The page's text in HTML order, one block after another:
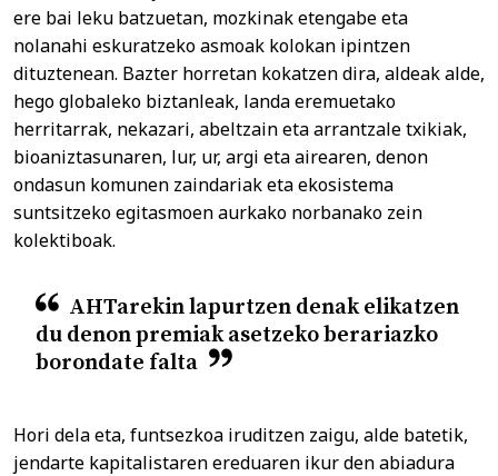
ere bai leku batzuetan, mozkinak etengabe eta
nolanahi eskuratzeko asmoak kolokan ipintzen
dituztenean. Bazter horretan kokatzen dira, aldeak alde,
hego globaleko biztanleak, landa eremuetako
herritarrak, nekazari, abeltzain eta arrantzale txikiak,
bioaniztasunaren, lur, ur, argi eta airearen, denon
ondasun komunen zaindariak eta ekosistema
suntsitzeko egitasmoen aurkako norbanako zein
kolektiboak.
AHTarekin lapurtzen denak elikatzen
du denon premiak asetzeko berariazko
borondate falta
Hori dela eta, funtsezkoa iruditzen zaigu, alde batetik,
jendarte kapitalistaren ereduaren ikur den abiadura